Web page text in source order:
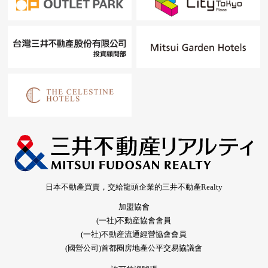
日本不動產買賣，交給龍頭企業的三井不動產Realty
加盟協會
(一社)不動産協會會員
(一社)不動産流通經營協會會員
(國營公司)首都圈房地產公平交易協議會